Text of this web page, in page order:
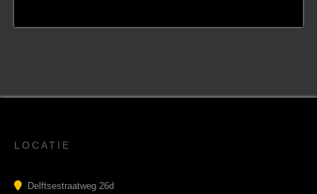
LOCATIE
Delftsestraatweg 26d